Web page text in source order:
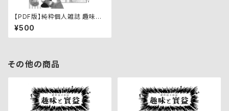
【PDF版】純粋個人雑誌 趣味と
実益 第四號
¥500
その他の商品